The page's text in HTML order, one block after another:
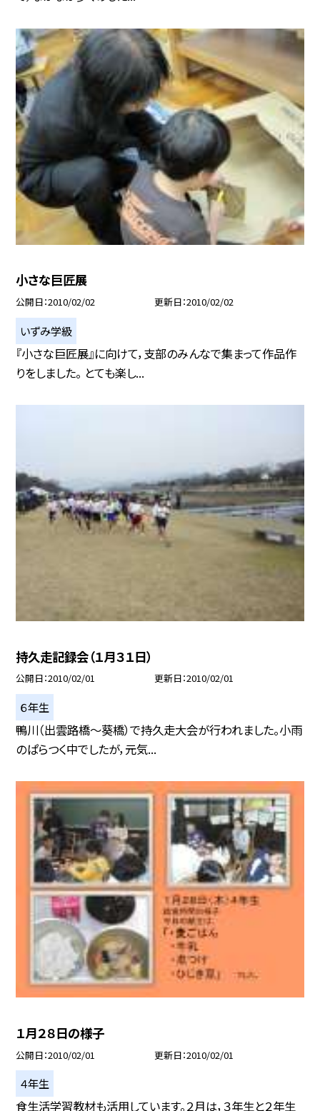
小さな巨匠展
公開日 2010/02/02 更新日 2010/02/02
いずみ学級
『小さな巨匠展』に向けて，支部のみんなで集まって作品作
りをしました。 とても楽し...
持久走記録会（１月３１日）
公開日 2010/02/01 更新日 2010/02/01
６年生
鴨川（出雲路橋〜葵橋）で持久走大会が行われました。小雨
のぱらつく中でしたが，元気...
１月２８日の様子
公開日 2010/02/01 更新日 2010/02/01
４年生
食生活学習教材も活用しています。２月は，３年生と２年生